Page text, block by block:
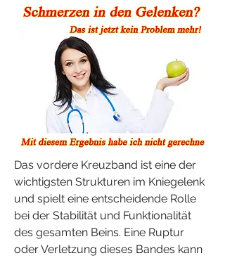
Das vordere Kreuzband ist eine der
wichtigsten Strukturen im Kniegelenk
und spielt eine entscheidende Rolle
bei der Stabilität und Funktionalität
des gesamten Beins. Eine Ruptur
oder Verletzung dieses Bandes kann